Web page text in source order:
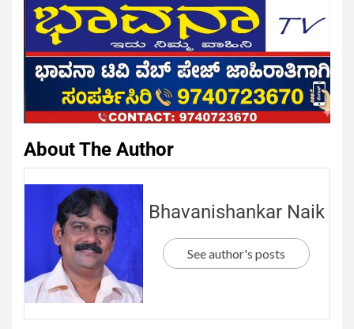
About The Author
Bhavanishankar Naik
See author's posts